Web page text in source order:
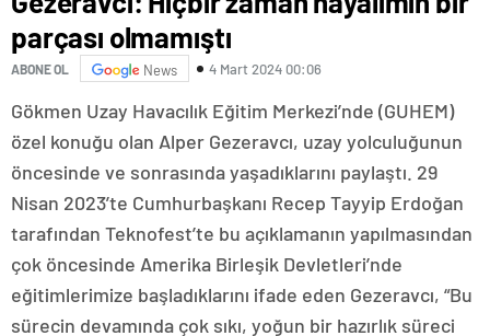
parçası olmamıştı
ABONE OL News 4 Mart 2024 00:06
Gökmen Uzay Havacılık Eğitim Merkezi’nde (GUHEM)
özel konuğu olan Alper Gezeravcı, uzay yolculuğunun
öncesinde ve sonrasında yaşadıklarını paylaştı. 29
Nisan 2023’te Cumhurbaşkanı Recep Tayyip Erdoğan
tarafından Teknofest’te bu açıklamanın yapılmasından
çok öncesinde Amerika Birleşik Devletleri’nde
eğitimlerimize başladıklarını ifade eden Gezeravcı, “Bu
sürecin devamında çok sıkı, yoğun bir hazırlık süreci